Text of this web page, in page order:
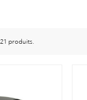
produits.